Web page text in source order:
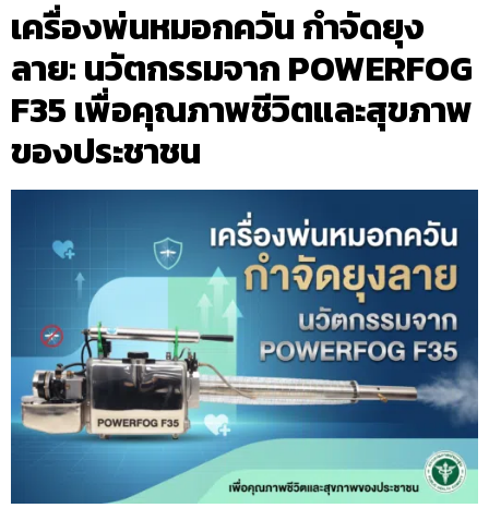
เครื่องพ่นหมอกควัน กำจัดยุง
ลาย: นวัตกรรมจาก POWERFOG
F35 เพื่อคุณภาพชีวิตและสุขภาพ
ของประชาชน